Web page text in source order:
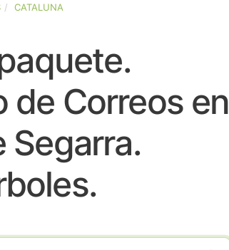
CATALUNA
de Correos en
Segarra.